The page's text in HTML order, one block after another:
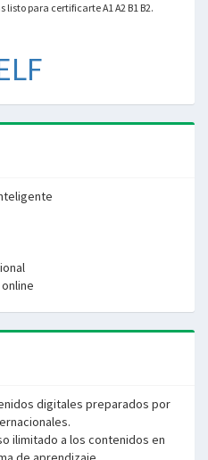
para certificarte A1 A2 B1 B2.
digitales preparados por
ilimitado a los contenidos en